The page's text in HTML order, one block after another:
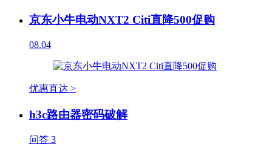
京东小牛电动NXT2 Citi直降500促购
08.04
优惠直达 >
h3c路由器密码破解
问答 3